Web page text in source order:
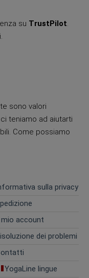
su TrustPilot.
sono valori
teniamo ad aiutarti
Come possiamo
sulla privacy
mio account
dei problemi
YogaLine lingue